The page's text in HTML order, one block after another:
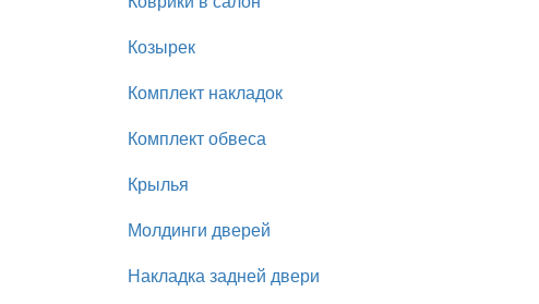
Козырек
Комплект накладок
Комплект обвеса
Крылья
Молдинги дверей
Накладка задней двери